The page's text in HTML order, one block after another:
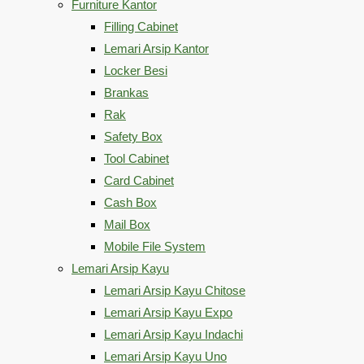
Furniture Kantor
Filling Cabinet
Lemari Arsip Kantor
Locker Besi
Brankas
Rak
Safety Box
Tool Cabinet
Card Cabinet
Cash Box
Mail Box
Mobile File System
Lemari Arsip Kayu
Lemari Arsip Kayu Chitose
Lemari Arsip Kayu Expo
Lemari Arsip Kayu Indachi
Lemari Arsip Kayu Uno